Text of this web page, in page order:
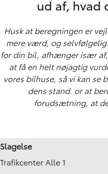
ud af, hvad
Husk at beregningen er
mere værd, og
for din bil, afhænger især
at få en helt nøjagtig
vores bilhuse, så vi kan se
dens stand. or at
forudsætning, at
Slagelse
Trafikcenter Alle 1